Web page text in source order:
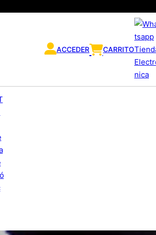
ACCEDER CARRITO